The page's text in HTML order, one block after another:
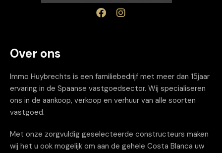
Over ons
Immo Huybrechts is een familiebedrijf met meer dan 15jaar
ervaring in de Spaanse vastgoedsector. Wij specialiseren
ons in de aankoop, verkoop en verhuur van alle soorten
vastgoed.
Met onze zorgvuldig geselecteerde constructeurs maken
wij het u ook mogelijk om aan de gehele Costa Blanca uw